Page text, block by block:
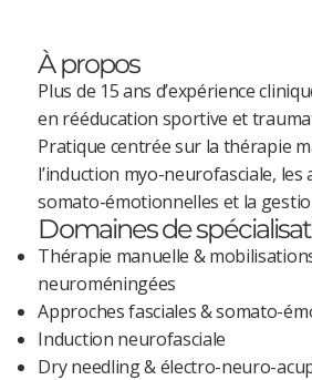
À propos
Plus de 15 ans d’expérience
en rééducation sportive et
Pratique centrée sur la thérapie
l’induction myo-neurofasciale, les
somato-émotionnelles et la
Domaines de
Thérapie manuelle &
neuroméningées
Approches fasciales & somato-
Induction neurofasciale
Dry needling & électro-neuro-